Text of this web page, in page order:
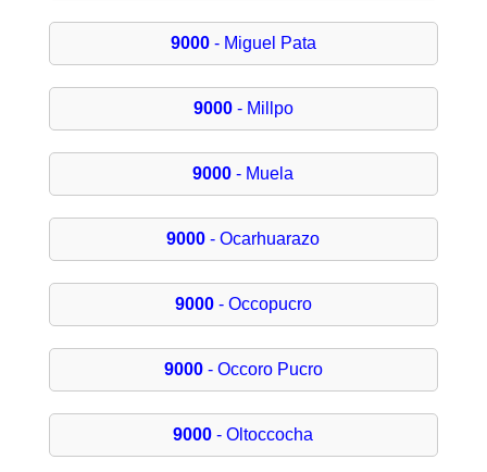
9000- Miguel Pata
9000- Millpo
9000 - Muela
9000 - Ocarhuarazo
9000- Occopucro
9000- Occoro Pucro
9000 - Oltoccocha